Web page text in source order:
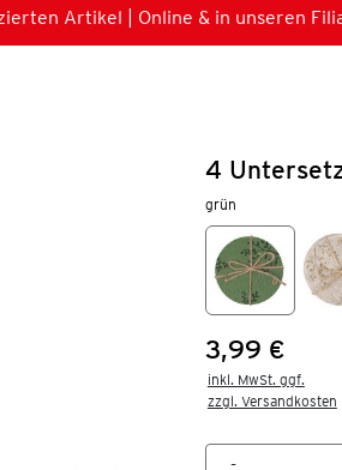
Artikel | Online & in unseren
4
grün
Preis:
3,99 €
inkl. MwSt. ggf.
zzgl. Versandkosten